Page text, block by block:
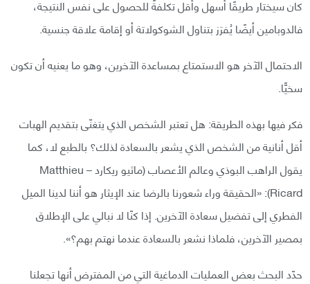
كان سيختار طريقًا أسهل وأقل تكلفةً للحصول على نفس النتيجة،
فالدوبامين أيضًا يُفرَز بتناول الشوكولاتة أو إقامة علاقة جنسية.
الاحتمال الآخر هو الاستمتاع بمساعدة الآخرين، وهو ما يعنيه أن تكون
سخيًّا.
فكر فيها بهذه الطريقة: هل تعتبر الشخص الذي يتغنّى بتقديم الهبات
أقل أنانية من الشخص الذي يشعر بالسعادة لذلك؟ بالطبع لا، كما
يقول الراهب البوذي وعالم الأعصاب (ماثيو ريكارد – Matthieu
Ricard): «الحقيقة وراء شعورنا بالرضا عند الإيثار هو أننا لدينا الميل
الفطري إلى تفضيل سعادة الآخرين. إذا كنّا لا نبالي على الإطلاق
بمصير الآخرين، فلماذا نشعر بالسعادة عندما نهتم بهم؟».
حدّد البحث بعض العمليات الدماغية التي من المفترض أنها تجعلنا